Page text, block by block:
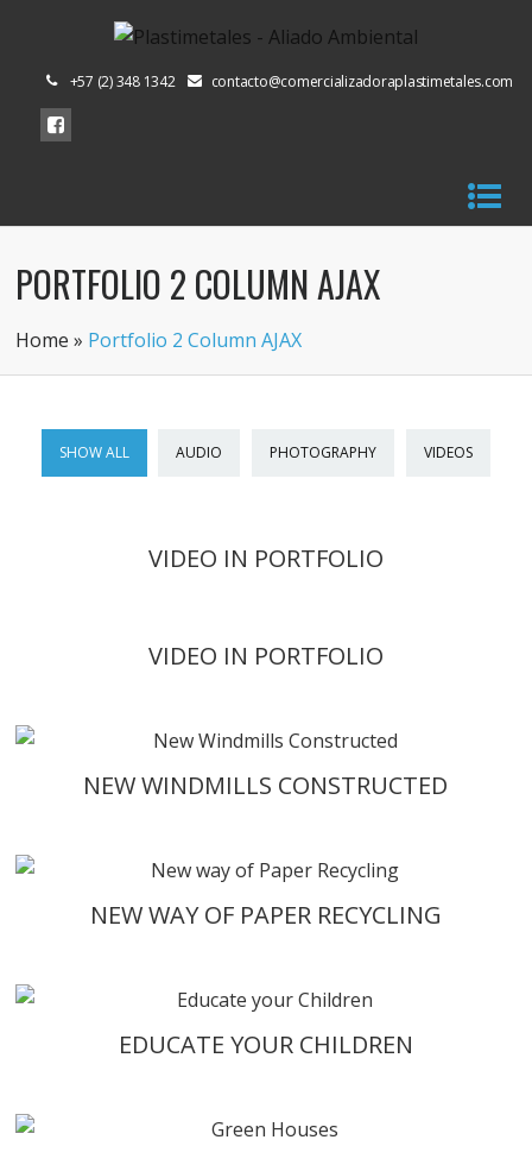
+57 (2) 348 1342 contacto@comercializadoraplastimetales.com
PORTFOLIO 2 COLUMN AJAX
Home » Portfolio 2 Column AJAX
SHOW ALL AUDIO PHOTOGRAPHY VIDEOS
VIDEO IN PORTFOLIO
VIDEO IN PORTFOLIO
NEW WINDMILLS CONSTRUCTED
NEW WAY OF PAPER RECYCLING
EDUCATE YOUR CHILDREN